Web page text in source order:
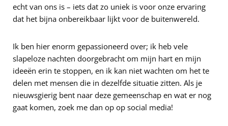
echt van ons is – iets dat zo uniek is voor onze ervaring
dat het bijna onbereikbaar lijkt voor de buitenwereld.
Ik ben hier enorm gepassioneerd over; ik heb vele
slapeloze nachten doorgebracht om mijn hart en mijn
ideeën erin te stoppen, en ik kan niet wachten om het te
delen met mensen die in dezelfde situatie zitten. Als je
nieuwsgierig bent naar deze gemeenschap en wat er nog
gaat komen, zoek me dan op op social media!